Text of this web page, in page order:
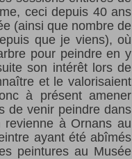
ceci depuis 40 ans
(ainsi que nombre de
que je viens), où
pour peindre en y
son intérêt lors de
et le valorisaient
à présent amener
de venir peindre dans
à Ornans au
ayant été abîmés
peintures au Musée